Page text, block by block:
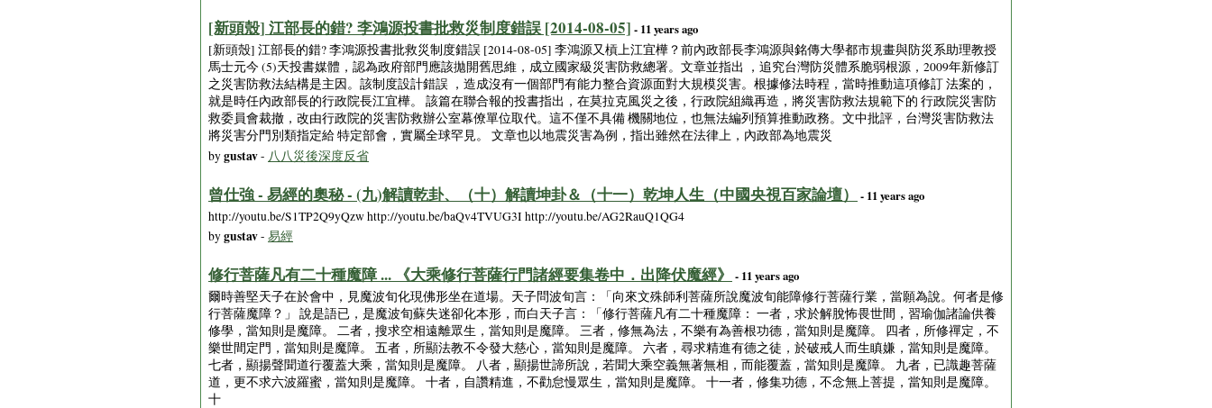
[新頭殼] 江部長的錯? 李鴻源投書批救災制度錯誤 [2014-08-05] - 11 years ago
[新頭殼] 江部長的錯? 李鴻源投書批救災制度錯誤 [2014-08-05] 李鴻源又槓上江宜樺？前內政部長李鴻源與銘傳大學都市規畫與防災系助理教授
馬士元今 (5)天投書媒體，認為政府部門應該拋開舊思維，成立國家級災害防救總署。文章並指出 ，追究台灣防災體系脆弱根源，2009年新修訂
之災害防救法結構是主因。該制度設計錯誤 ，造成沒有一個部門有能力整合資源面對大規模災害。根據修法時程，當時推動這項修訂 法案的，
就是時任內政部長的行政院長江宜樺。 該篇在聯合報的投書指出，在莫拉克風災之後，行政院組織再造，將災害防救法規範下的 行政院災害防
救委員會裁撤，改由行政院的災害防救辦公室幕僚單位取代。這不僅不具備 機關地位，也無法編列預算推動政務。文中批評，台灣災害防救法
將災害分門別類指定給 特定部會，實屬全球罕見。 文章也以地震災害為例，指出雖然在法律上，內政部為地震災
bygustav- 八八災後深度反省
曾仕強 - 易經的奧秘 - (九)解讀乾卦、（十）解讀坤卦＆（十一）乾坤人生（中國央視百家論壇）
- 11 years ago
http://youtu.be/S1TP2Q9yQzw http://youtu.be/baQv4TVUG3I http://youtu.be/AG2RauQ1QG4
bygustav- 易經
修行菩薩凡有二十種魔障 ... 《大乘修行菩薩行門諸經要集卷中．出降伏魔經》
- 11 years ago
爾時善堅天子在於會中，見魔波旬化現佛形坐在道場。天子問波旬言：「向來文殊師利菩薩所說魔波旬能障修行菩薩行業，當願為說。何者是修
行菩薩魔障？」 說是語已，是魔波旬蘇失迷卻化本形，而白天子言：「修行菩薩凡有二十種魔障： 一者，求於解脫怖畏世間，習瑜伽諸論供養
修學，當知則是魔障。 二者，搜求空相遠離眾生，當知則是魔障。 三者，修無為法，不樂有為善根功德，當知則是魔障。 四者，所修禪定，不
樂世間定門，當知則是魔障。 五者，所顯法教不令發大慈心，當知則是魔障。 六者，尋求精進有德之徒，於破戒人而生瞋嫌，當知則是魔障。
七者，顯揚聲聞道行覆蓋大乘，當知則是魔障。 八者，顯揚世諦所說，若聞大乘空義無著無相，而能覆蓋，當知則是魔障。 九者，已識趣菩薩
道，更不求六波羅蜜，當知則是魔障。 十者，自讚精進，不勸怠慢眾生，當知則是魔障。 十一者，修集功德，不念無上菩提，當知則是魔障。
十